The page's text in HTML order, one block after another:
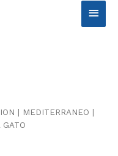
| MEDITERRANEO |